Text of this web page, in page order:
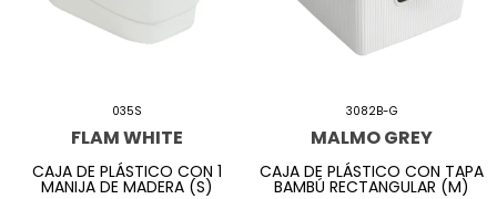
035S
FLAM WHITE
CAJA DE PLÁSTICO CON 1
MANIJA DE MADERA (S)
3082B-G
MALMO GREY
CAJA DE PLÁSTICO CON TAPA
BAMBÚ RECTANGULAR (M)